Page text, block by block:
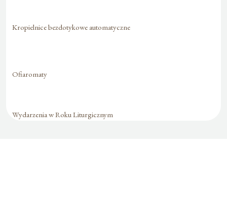
Kropielnice bezdotykowe automatyczne
Ofiaromaty
Wydarzenia w Roku Liturgicznym